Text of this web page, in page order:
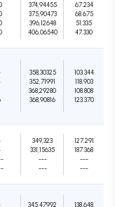
374,94455
375,90473
396,12648
406,06540
67.234
68.675
51.335
47.330
358,30325
352,71991
368,29280
368,90816
103.344
118.903
108.808
123.370
349,323
331,15635
---
---
127.291
187.368
---
---
345,47992
138.648